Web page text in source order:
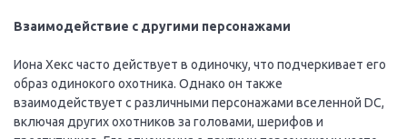
Взаимодействие с другими персонажами
Иона Хекс часто действует в одиночку, что подчеркивает его
образ одинокого охотника. Однако он также
взаимодействует с различными персонажами вселенной DC,
включая других охотников за головами, шерифов и